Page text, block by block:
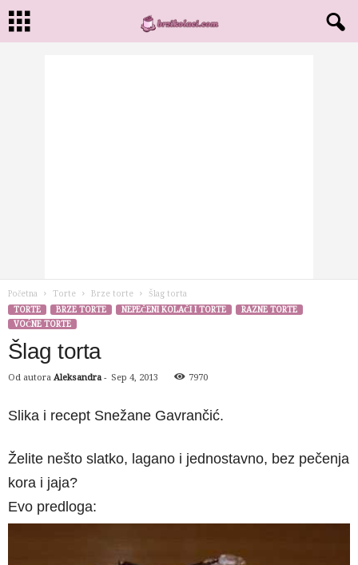
Početna Torte Brze torte
Šlag torta
TORTE
BRZE TORTE NEPEČENI KOLAČI I TORTE
RAZNE TORTE
VOĆNE TORTE
Šlag torta
Od autora Aleksandra - Sep 4, 2013 7970
Slika i recept Snežane Gavrančić.
Želite nešto slatko, lagano i jednostavno, bez pečenja
kora i jaja?
Evo predloga: